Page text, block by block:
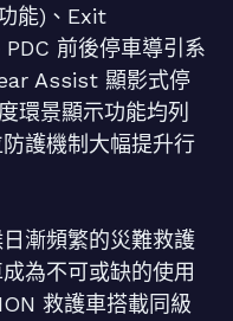
能)、Exit
前後停車導引系
Assist 顯影式停
環景顯示功能均列
護機制大幅提升行
漸頻繁的災難救護
為不可或缺的使用
救護車搭載同級